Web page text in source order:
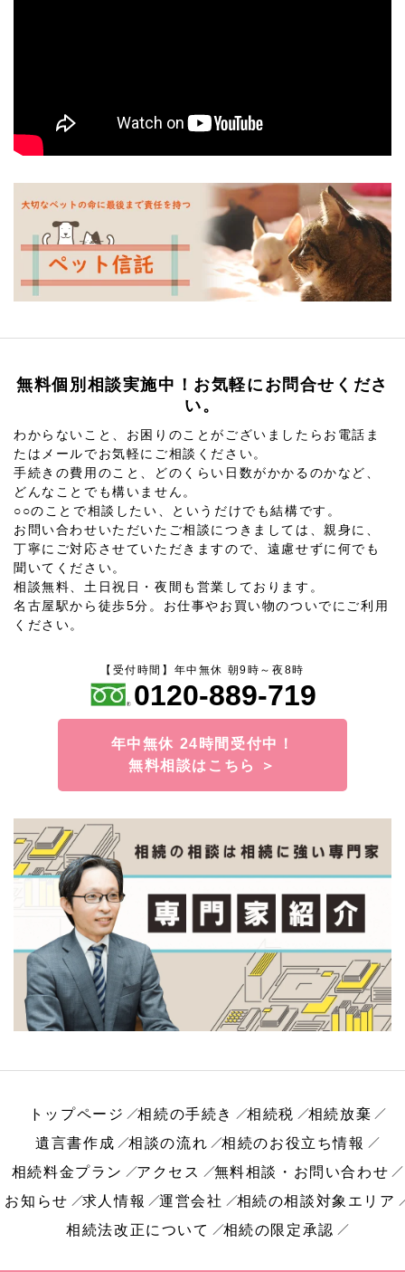
無料個別相談実施中！お気軽にお問合せくださ
い。
わからないこと、お困りのことがございましたらお電話ま
たはメールでお気軽にご相談ください。
手続きの費用のこと、どのくらい日数がかかるのかなど、
どんなことでも構いません。
○○のことで相談したい、というだけでも結構です。
お問い合わせいただいたご相談につきましては、親身に、
丁寧にご対応させていただきますので、遠慮せずに何でも
聞いてください。
相談無料、土日祝日・夜間も営業しております。
名古屋駅から徒歩5分。お仕事やお買い物のついでにご利用
ください。
【受付時間】年中無休 朝9時～夜8時
0120-889-719
年中無休 24時間受付中！
無料相談はこちら ＞
トップページ 相続の手続き 相続税
相続放棄
遺言書作成
相談の流れ
相続のお役立ち情報
相続料金プラン
アクセス
無料相談・お問い合わせ
お知らせ
求人情報 運営会社
相続の相談対象エリア
相続法改正について
相続の限定承認